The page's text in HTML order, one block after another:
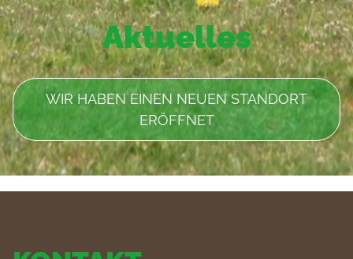
Aktuelles
WIR HABEN EINEN NEUEN STANDORT
ERÖFFNET